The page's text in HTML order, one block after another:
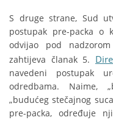
S druge strane, Sud
postupak pre-packa o
odvijao pod
zahtijeva članak 5.
navedeni postupak
odredbama. Naime,
„budućeg stečajnog
pre-packa, određuje